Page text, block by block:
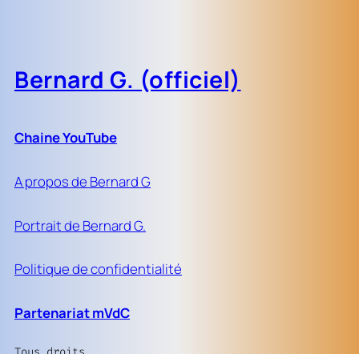
Bernard G. (officiel)
Chaine YouTube
A propos de Bernard G
Portrait de Bernard G.
Politique de confidentialité
Partenariat mVdC